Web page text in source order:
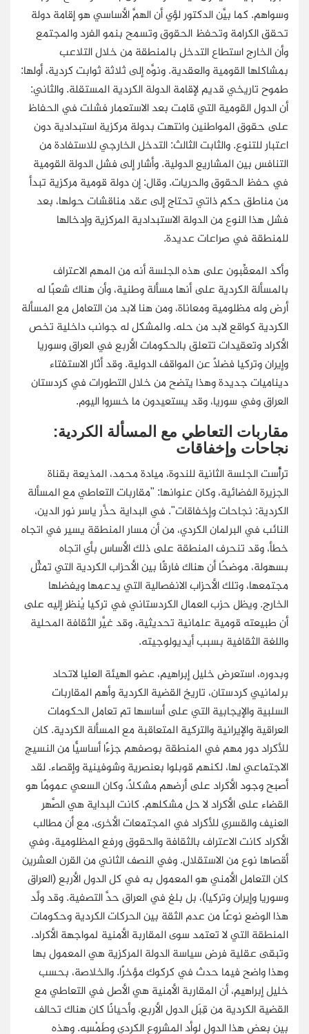
وسواهم. كما بيَّن الدكتور لؤي أن الهمَّ الأساسي هو إقامة دولة
تحقق الكرامة وتحفظ الحقوق وتسمح بنمو الفرد والمجتمع
وأن الخارج استطاع التدخل بالمنطقة من خلال التلاعب
بمشاكلها القومية والعقدية. ونوَّه إلى ثلاثة ثوابت كردية، أولها:
طموح تاريخي قديم لإقامة الدولة الكردية المستقلة. والثاني:
أن الدول القومية التي قامت بعد الاستعمار فشلت في الحفاظ
على حقوق المواطنين وانتهت بدولة مركزية استبدادية دون
اعتبار للتنوع. والثابت الثالث: التدخل الخارجي للاستفادة من
التنافس بين المشاريع الدولية. وأشار إلى فشل الدولة القومية
في حفظ الحقوق والحريات. وقال: إن دولة قومية مركزية تبدأ
من مناطق حكم ذاتي تحتاج إلى عقد مناقشات حولها، بعد
فشل هذا النوع من الدولة الاستبدادية المركزية وإدخالها
للمنطقة في صراعات عديدة.
وأكد المعقِّبون على هذه الجلسة أنه من المهم الاعتراف
بالمسألة الكردية على أنها مسألة وطنية، وأن هناك شعبًا له
أرض وله مظلومية ومعاناة، ومن هنا لابد من التعامل مع المسألة
الكردية كواقع لابد من حله. والمشكل له جوانب داخلية تخص
الأكراد وتعقيدات تتعلق بالحكومات الأربع في العراق وسوريا
وإيران وتركيا فضلًا عن المواقف الدولية. وقد أثار الاستفتاء
ديناميات جديدة وهذا يتضح من خلال التطورات في كردستان
العراق وفي سوريا، وقد يستعيدون ما خسروا اليوم.
مقاربات التعاطي مع المسألة الكردية:
نجاحات وإخفاقات
ترأَّست الجلسة الثانية للندوة، ميادة محمد، المذيعة بقناة
الجزيرة الفضائية، وكان عنوانها: "مقاربات التعاطي مع المسألة
الكردية: نجاحات وإخفاقات". في البداية حذَّر ياسر نور الدين،
النائب في البرلمان الكردي، من أن مسار المنطقة يسير في اتجاه
خطأ، وقد تنحرف المنطقة على ذلك الأساس بأي اتجاه
بسهولة، موضحًا أن هناك فارقًا بين الأحزاب الكردية التي تمثِّل
مجتمعها، وتلك الأحزاب الانفصالية التي يدعمها ويفضلها
الخارج. ويظل حزب العمال الكردستاني في تركيا يُنظر إليه على
أن طبيعته قومية علمانية تحديثية، وقد غيَّر الثقافة المحلية
واللغة الثقافية بسبب أيديولوجيته.
وبدوره، استعرض خليل إبراهيم، عضو الهيئة العليا لاتحاد
برلمانيي كردستان، تاريخ القضية الكردية وأهم المقاربات
السلبية والإيجابية التي على أساسها تم تعامل الحكومات
العراقية والإيرانية والتركية المتعاقبة مع المسألة الكردية. كان
للأكراد دور مهم في المنطقة بوصفهم جزءًا أساسيًّا من النسيج
الاجتماعي لها، لكنهم قوبلوا بعنصرية وشوفينية وإقصاء. لقد
أصبح وجود الأكراد على أرضهم مشكلًا، وكان السعي عمومًا هو
القضاء على الأكراد لا حل مشكلهم. كانت البداية هي الصَّهر
العنيف والقسري للأكراد في المجتمعات الأخرى، مع أن مطالب
الأكراد كانت الاعتراف بالثقافة والحقوق ورفع المظلومية، وفي
أقصاها نوع من الاستقلال. وفي النصف الثاني من القرن العشرين
كان التعامل الأمني هو المعمول به في كل الدول الأربع (العراق
وسوريا وإيران وتركيا)، بل بلغ في العراق حدَّ التصفية. وقد ولَّد
هذا الوضع نوعًا من عدم الثقة بين الحركات الكردية وحكومات
المنطقة التي لا تعتمد سوى المقاربة الأمنية لمواجهة الأكراد.
وتبقى عقلية فرض سياسة الدولة المركزية هي المعمول بها
وهذا واضح فيما حدث في كركوك مؤخرًا. والخلاصة، بحسب
خليل إبراهيم، أن المقاربة الأمنية هي الأصل في التعاطي مع
القضية الكردية من قِبَل الدول الأربع، وأحيانًا كان هناك تحالف
بين بعض هذا الدول لوأد المشروع الكردي وطَمْسِه. وهذه